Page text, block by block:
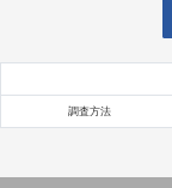
調査方法